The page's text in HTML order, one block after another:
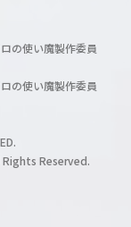
の使い魔製作委員
の使い魔製作委員
Rights Reserved.